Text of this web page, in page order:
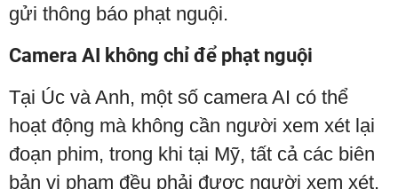
gửi thông báo phạt nguội.
Camera AI không chỉ để phạt nguội
Tại Úc và Anh, một số camera AI có thể
hoạt động mà không cần người xem xét lại
đoạn phim, trong khi tại Mỹ, tất cả các biên
bản vi phạm đều phải được người xem xét.